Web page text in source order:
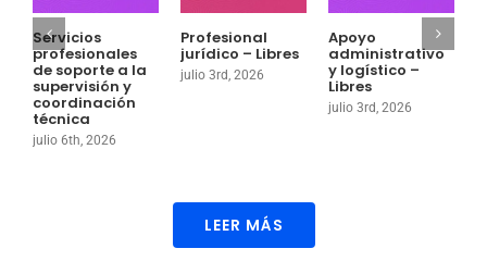
Servicios
profesionales
de soporte a la
supervisión y
coordinación
técnica
julio 6th, 2026
Profesional
jurídico – Libres
julio 3rd, 2026
Apoyo
administrativo
y logístico –
Libres
julio 3rd, 2026
LEER MÁS